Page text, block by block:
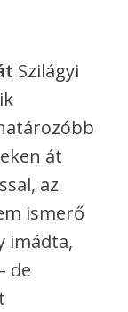
Szilágyi
át
az
ismerő
imádta,
de